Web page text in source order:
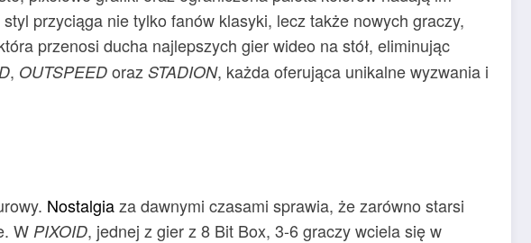
przyciąga nie tylko fanów klasyki, lecz także nowych graczy,
przenosi ducha najlepszych gier wideo na stół, eliminując
, OUTSPEED oraz STADION, każda oferująca unikalne wyzwania i
Nostalgiaza dawnymi czasami sprawia, że zarówno starsi
WPIXOID, jednej z gier z 8 Bit Box, 3-6 graczy wciela się w